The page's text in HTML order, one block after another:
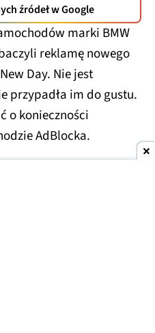
źródeł w Google
marki BMW
reklamę nowego
Day. Nie jest
przypadła im do gustu.
o konieczności
AdBlocka.